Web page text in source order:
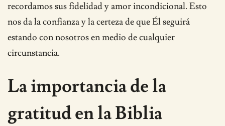
recordamos sus fidelidad y amor incondicional. Esto
nos da la confianza y la certeza de que Él seguirá
estando con nosotros en medio de cualquier
circunstancia.
La importancia de la
gratitud en la Biblia